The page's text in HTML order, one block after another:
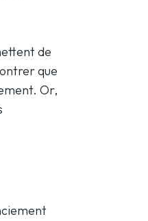
de
que
Or,